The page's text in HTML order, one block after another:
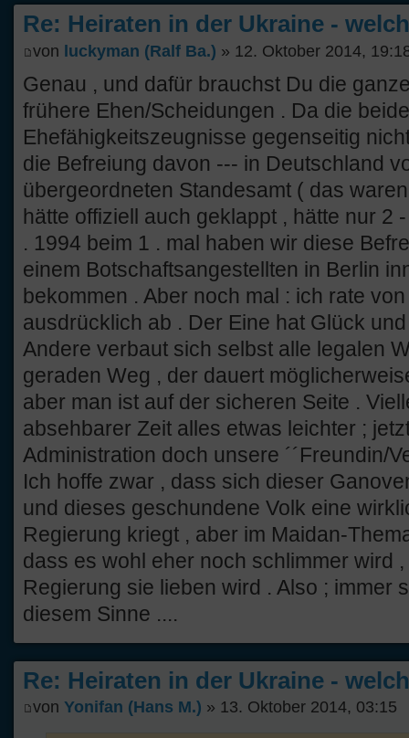
Re: Heiraten in der Ukraine -
von luckyman (Ralf Ba.) » 12. Oktober 2014,
Genau , und dafür brauchst Du die
frühere Ehen/Scheidungen . Da die
Ehefähigkeitszeugnisse gegenseitig
die Befreiung davon --- in Deutschland
übergeordneten Standesamt ( das
hätte offiziell auch geklappt , hätte nur 2
. 1994 beim 1 . mal haben wir diese
einem Botschaftsangestellten in Berlin
bekommen . Aber noch mal : ich rate von
ausdrücklich ab . Der Eine hat Glück
Andere verbaut sich selbst alle legalen
geraden Weg , der dauert
aber man ist auf der sicheren Seite .
absehbarer Zeit alles etwas leichter ;
Administration doch unsere ´´Freundin/
Ich hoffe zwar , dass sich dieser
und dieses geschundene Volk eine
Regierung kriegt , aber im Maidan-
dass es wohl eher noch schlimmer wird
Regierung sie lieben wird . Also ; immer
diesem Sinne ....
Re: Heiraten in der Ukraine -
von Yonifan (Hans M.) » 13. Oktober 2014, 03:15